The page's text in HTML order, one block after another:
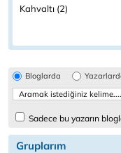
Kahvaltı (2)
Bloglarda
Sadece bu yazarın
Gruplarım